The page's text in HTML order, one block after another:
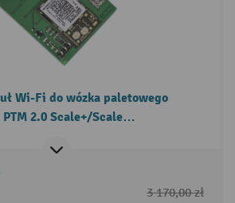
Wi-Fi do wózka paletowego
2.0 Scale+/Scale
3 170,00 zł